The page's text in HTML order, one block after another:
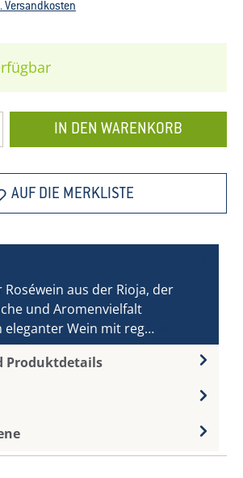
Versandkosten
Gib den gewünschten
IN DEN WARENKORB
AUF DIE MERKLISTE
aus der Rioja, der
und Aromenvielfalt
eleganter Wein mit reg…
Produktdetails